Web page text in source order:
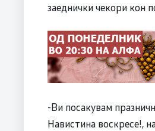
заеднички чекори кон
-Ви посакувам
Навистина воскресе!,